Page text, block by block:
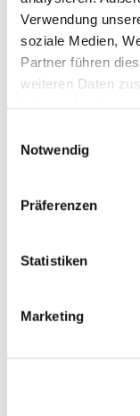
Verwendung
soziale Medien,
Partner führen
weiteren Daten
Notwendig
Präferenzen
Statistiken
Marketing
und dem
Bei
Enttäuschung.
Beim Gefühl
Bei dem
mehr leben.
Bei
Bei
Bei Krankheit,
Nervosität.